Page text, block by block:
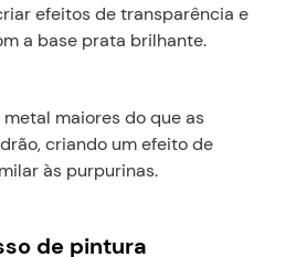
efeitos de transparência e
a base prata brilhante.
maiores do que as
criando um efeito de
às purpurinas.
de pintura